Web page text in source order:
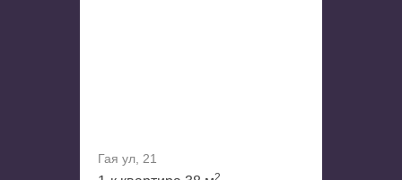
Гая ул, 21
2